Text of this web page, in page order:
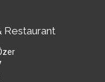
Restaurant